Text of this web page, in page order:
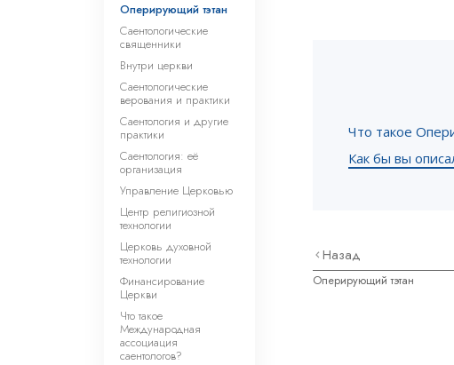
Что такое
Как бы вы
Назад
Оперирующий тэтан
Оперирующий тэтан
Саентологические
священники
Внутри церкви
Саентологические
верования и практики
Саентология и другие
практики
Саентология: её
организация
Управление Церковью
Центр религиозной
технологии
Церковь духовной
технологии
Финансирование
Церкви
Что такое
Международная
ассоциация
саентологов?